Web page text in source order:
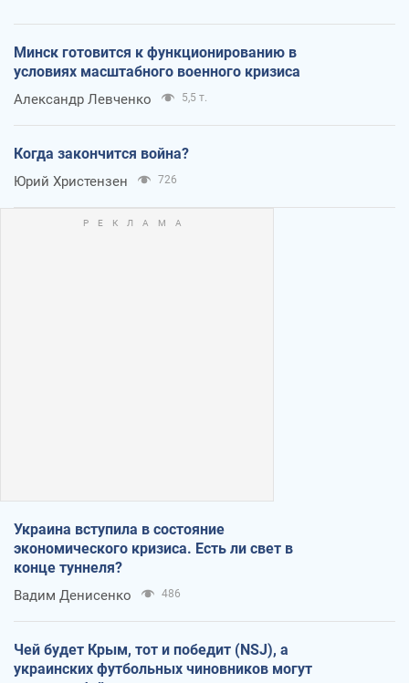
Минск готовится к функционированию в
условиях масштабного военного кризиса
Александр Левченко 5,5 т.
Когда закончится война?
Юрий Христензен 726
Украина вступила в состояние
экономического кризиса. Есть ли свет в
конце туннеля?
Вадим Денисенко 486
Чей будет Крым, тот и победит (NSJ), а
украинских футбольных чиновников могут